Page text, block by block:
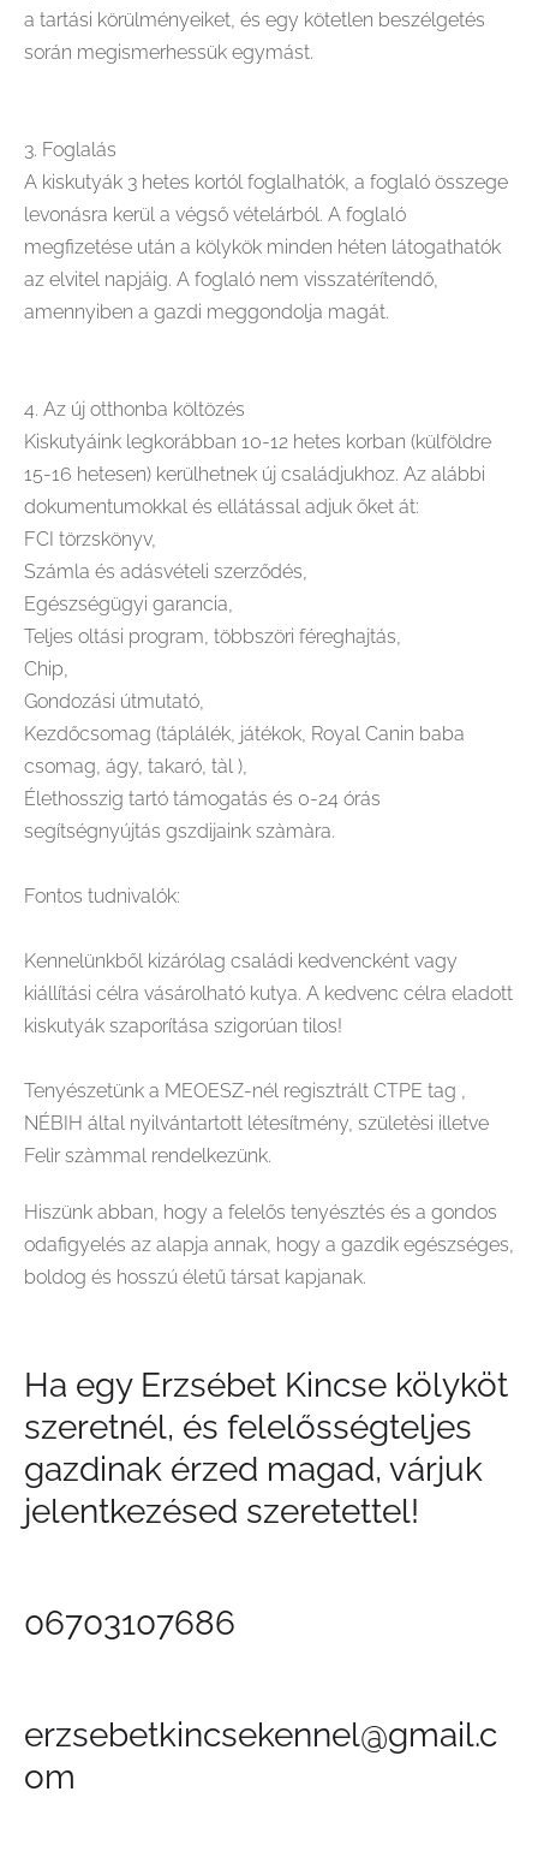
a tartási körülményeiket, és egy kötetlen beszélgetés
során megismerhessük egymást.
3. Foglalás
A kiskutyák 3 hetes kortól foglalhatók, a foglaló összege
levonásra kerül a végső vételárból. A foglaló
megfizetése után a kölykök minden héten látogathatók
az elvitel napjáig. A foglaló nem visszatérítendő,
amennyiben a gazdi meggondolja magát.
4. Az új otthonba költözés
Kiskutyáink legkorábban 10-12 hetes korban (külföldre
15-16 hetesen) kerülhetnek új családjukhoz. Az alábbi
dokumentumokkal és ellátással adjuk őket át:
FCI törzskönyv,
Számla és adásvételi szerződés,
Egészségügyi garancia,
Teljes oltási program, többszöri féreghajtás,
Chip,
Gondozási útmutató,
Kezdőcsomag (táplálék, játékok, Royal Canin baba
csomag, ágy, takaró, tàl ),
Élethosszig tartó támogatás és 0-24 órás
segítségnyújtás gszdijaink szàmàra.
Fontos tudnivalók:
Kennelünkből kizárólag családi kedvencként vagy
kiállítási célra vásárolható kutya. A kedvenc célra eladott
kiskutyák szaporítása szigorúan tilos!
Tenyészetünk a MEOESZ-nél regisztrált CTPE tag ,
NÉBIH által nyilvántartott létesítmény, születèsi illetve
Felìr szàmmal rendelkezünk.
Hiszünk abban, hogy a felelős tenyésztés és a gondos
odafigyelés az alapja annak, hogy a gazdik egészséges,
boldog és hosszú életű társat kapjanak.
Ha egy Erzsébet Kincse kölyköt
szeretnél, és felelősségteljes
gazdinak érzed magad, várjuk
jelentkezésed szeretettel!
06703107686
erzsebetkincsekennel@gmail.c
om